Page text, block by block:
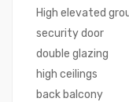
High elevated
security door
double glazing
high ceilings
back balcony